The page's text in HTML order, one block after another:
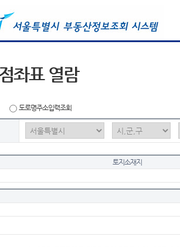
좌표 열람
도로명주소입력조회
토지소재지